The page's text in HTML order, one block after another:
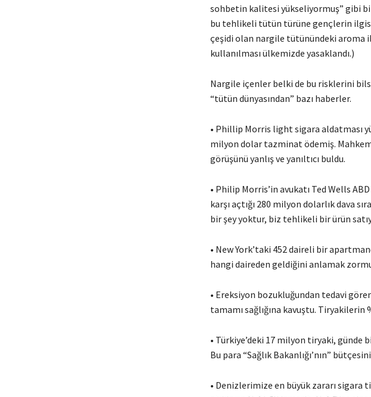
sohbetin kalitesi yükseliyormuş” gibi
bu tehlikeli tütün türüne gençlerin
çeşidi olan nargile tütünündeki aroma
kullanılması ülkemizde yasaklandı.)
Nargile içenler belki de bu risklerini
“tütün dünyasından” bazı haberler.
• Phillip Morris light sigara aldatması
milyon dolar tazminat ödemiş.
görüşünü yanlış ve yanıltıcı buldu.
• Philip Morris’in avukatı Ted Wells
karşı açtığı 280 milyon dolarlık dava
bir şey yoktur, biz tehlikeli bir ürün
• New York’taki 452 daireli bir
hangi daireden geldiğini anlamak
• Ereksiyon bozukluğundan tedavi
tamamı sağlığına kavuştu. Tiryakilerin
• Türkiye’deki 17 milyon tiryaki, günde
Bu para “Sağlık Bakanlığı’nın”
• Denizlerimize en büyük zararı